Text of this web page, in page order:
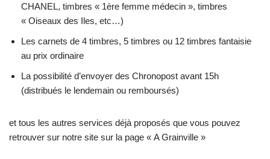
CHANEL, timbres « 1ère femme médecin », timbres
« Oiseaux des Iles, etc…)
Les carnets de 4 timbres, 5 timbres ou 12 timbres fantaisie
au prix ordinaire
La possibilité d’envoyer des Chronopost avant 15h
(distribués le lendemain ou remboursés)
et tous les autres services déjà proposés que vous pouvez
retrouver sur notre site sur la page « A Grainville »